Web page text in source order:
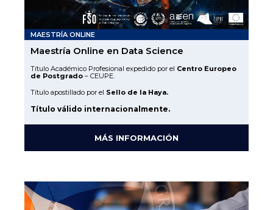
MAESTRÍA ONLINE
Maestría Online en Data Science
Título Académico Profesional expedido por el Centro Europeo
de Postgrado – CEUPE.
Título apostillado por el Sello de la Haya.
Título válido internacionalmente.
MÁS INFORMACIÓN